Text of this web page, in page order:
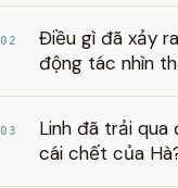
02
Điều gì đã xảy
động tác nhìn
03
Linh đã trải qua
cái chết của